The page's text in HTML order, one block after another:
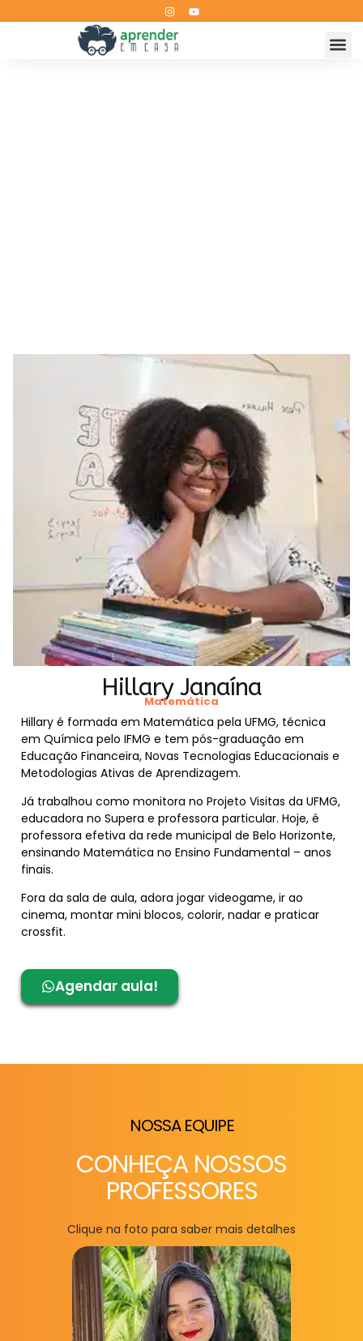
Hillary Janaína
Matemática
Hillary é formada em Matemática pela UFMG, técnica
em Química pelo IFMG e tem pós-graduação em
Educação Financeira, Novas Tecnologias Educacionais e
Metodologias Ativas de Aprendizagem.
Já trabalhou como monitora no Projeto Visitas da UFMG,
educadora no Supera e professora particular. Hoje, é
professora efetiva da rede municipal de Belo Horizonte,
ensinando Matemática no Ensino Fundamental – anos
finais.
Fora da sala de aula, adora jogar videogame, ir ao
cinema, montar mini blocos, colorir, nadar e praticar
crossfit.
Agendar aula!
NOSSA EQUIPE
CONHEÇA NOSSOS
PROFESSORES
Clique na foto para saber mais detalhes